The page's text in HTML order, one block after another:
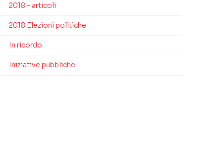
2018 – articoli
2018 Elezioni politiche
In ricordo
Iniziative pubbliche